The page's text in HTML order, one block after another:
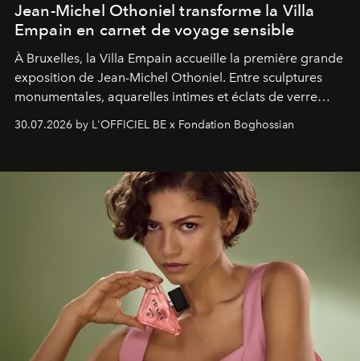
Jean-Michel Othoniel transforme la Villa
Empain en carnet de voyage sensible
À Bruxelles, la Villa Empain accueille la première grande
exposition de Jean-Michel Othoniel. Entre sculptures
monumentales, aquarelles intimes et éclats de verre
soufflé, l’artiste français compose un itinéraire
émotionnel où chaque œuvre devient le souvenir
émerveillement.
30.07.2026 by L'OFFICIEL BE x Fondation Boghossian